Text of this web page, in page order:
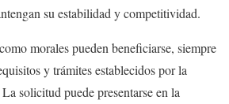
su estabilidad y competitividad.
morales pueden beneficiarse, siempre
y trámites establecidos por la
solicitud puede presentarse en la